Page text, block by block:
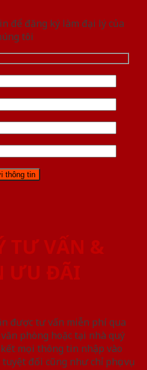
để đăng ký làm đại lý của
tôi
TƯ VẤN &
ƯU ĐÃI
được tư vấn miễn phí qua
phòng hoặc tại nhà quý
mọi thông tin nhập vào
đối cũng như chỉ phục vụ